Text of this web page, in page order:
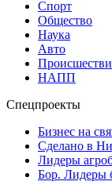
Спорт
Общество
Наука
Авто
НАПП
Спецпроекты
Бизнес на
Сделано в
Лидеры
Бор. Лидеры